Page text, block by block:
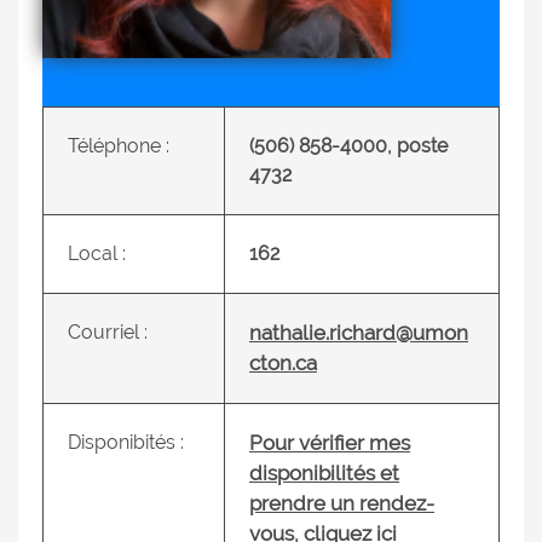
Téléphone :
(506) 858-4000, poste
4732
Local : 162
Courriel :
nathalie.richard@umon
cton.ca
Disponibités :
Pour vérifier mes
disponibilités et
prendre un rendez-
vous, cliquez ici